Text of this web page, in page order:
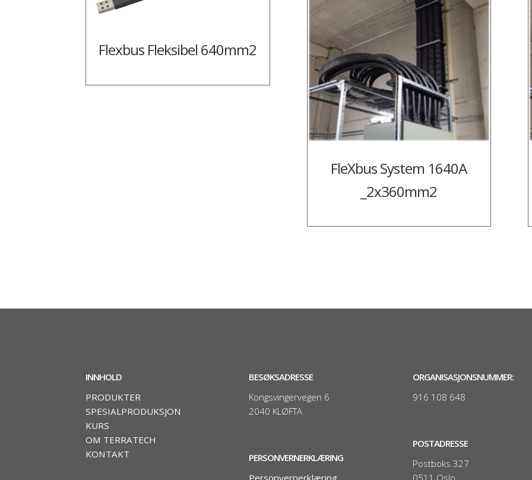
Flexbus Fleksibel 640mm2
FleXbus System 1640A
_2x360mm2
INNHOLD
PRODUKTER
SPESIALPRODUKSJON
KURS
OM TERRATECH
KONTAKT
BESØKSADRESSE
Kongsvingervegen 6
2040 KLØFTA
PERSONVERNERKLÆRING
Personvernerklæring
ORGANISASJONSNUMMER:
916 108 648
POSTADRESSE
Postboks 327
0511 Oslo